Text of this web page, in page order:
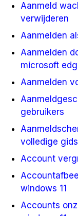
Aanmeld
verwijderen
Aanmelden
Aanmelden
microsoft
Aanmelden
gebruikers
volledige gids
Account
windows 11
Accounts